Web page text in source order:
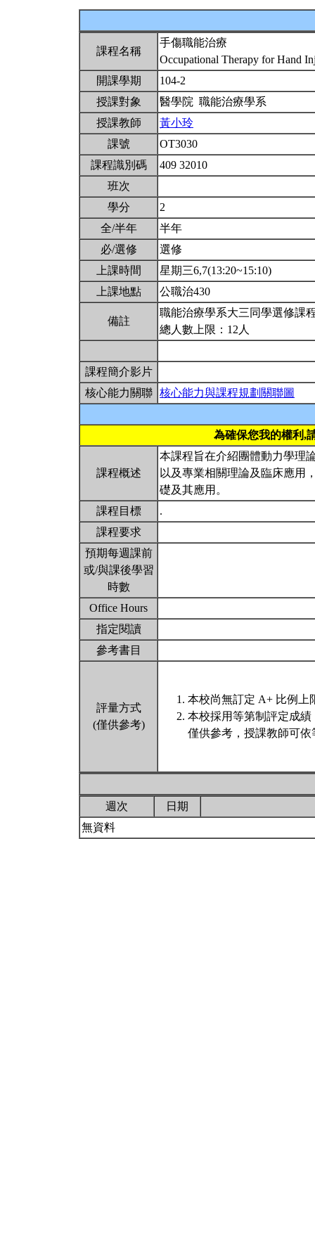
課程名稱
手傷職能治療
Occupational Therapy for Hand
開課學期
104-2
授課對象
醫學院 職能治療學系
授課教師
黃小玲
課號
OT3030
課程識別碼
409 32010
班次
學分
2
全/半年
半年
必/選修
選修
上課時間
星期三6,7(13:20~15:10)
上課地點
公職治430
備註
職能治療學系大三同學選修課
總人數上限：12人
課程簡介影片
核心能力關聯
核心能力與課程規劃關聯圖
為確保您我的權利,
課程概述
本課程旨在介紹團體動力學理
以及專業相關理論及臨床應用
礎及其應用。
課程目標
.
課程要求
預期每週課前
或/與課後學習
時數
Office Hours
指定閱讀
參考書目
評量方式
(僅供參考)
本校尚無訂定 A+ 比例上
本校採用等第制評定成
僅供參考，授課教師可
週次
日期
無資料